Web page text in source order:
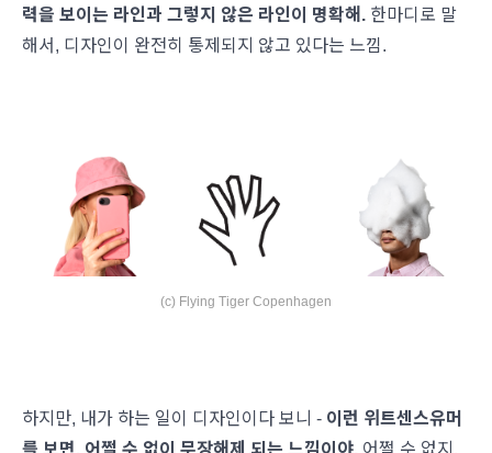
력을 보이는 라인과 그렇지 않은 라인이 명확해. 한마디로 말
해서, 디자인이 완전히 통제되지 않고 있다는 느낌.
(c) Flying Tiger Copenhagen
하지만, 내가 하는 일이 디자인이다 보니 - 이런 위트센스유머